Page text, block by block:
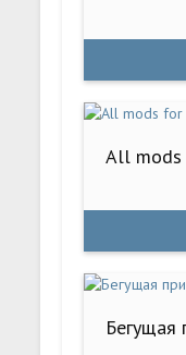
All
Бегущая